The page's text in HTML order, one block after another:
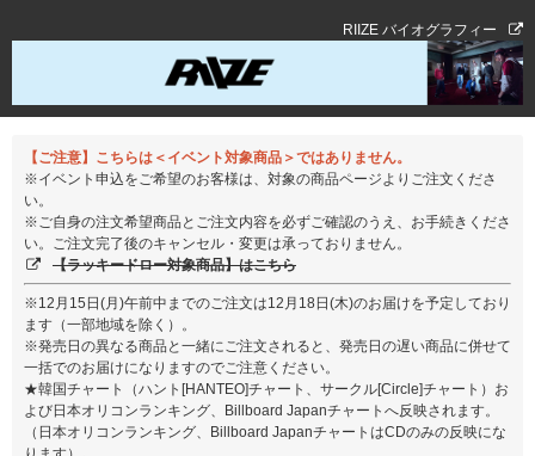
RIIZE バイオグラフィー
【ご注意】こちらは＜イベント対象商品＞ではありません。
※イベント申込をご希望のお客様は、対象の商品ページよりご注文くださ
い。
※ご自身の注文希望商品とご注文内容を必ずご確認のうえ、お手続きくださ
い。ご注文完了後のキャンセル・変更は承っておりません。
【ラッキードロー対象商品】はこちら
※12月15日(月)午前中までのご注文は12月18日(木)のお届けを予定しており
ます（一部地域を除く）。
※発売日の異なる商品と一緒にご注文されると、発売日の遅い商品に併せて
一括でのお届けになりますのでご注意ください。
★韓国チャート（ハント[HANTEO]チャート、サークル[Circle]チャート）お
よび日本オリコンランキング、Billboard Japanチャートへ反映されます。
（日本オリコンランキング、Billboard JapanチャートはCDのみの反映にな